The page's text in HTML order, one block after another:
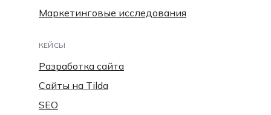
Разработка сайта
Сайты на Tilda
SEO
КЕЙСЫ
Маркетинговые исследования